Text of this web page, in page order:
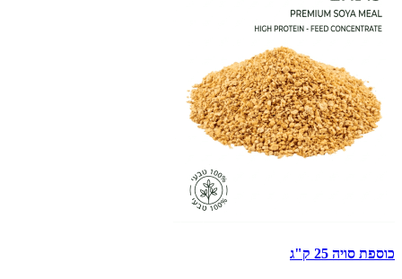
כוספת סויה 25 ק"ג